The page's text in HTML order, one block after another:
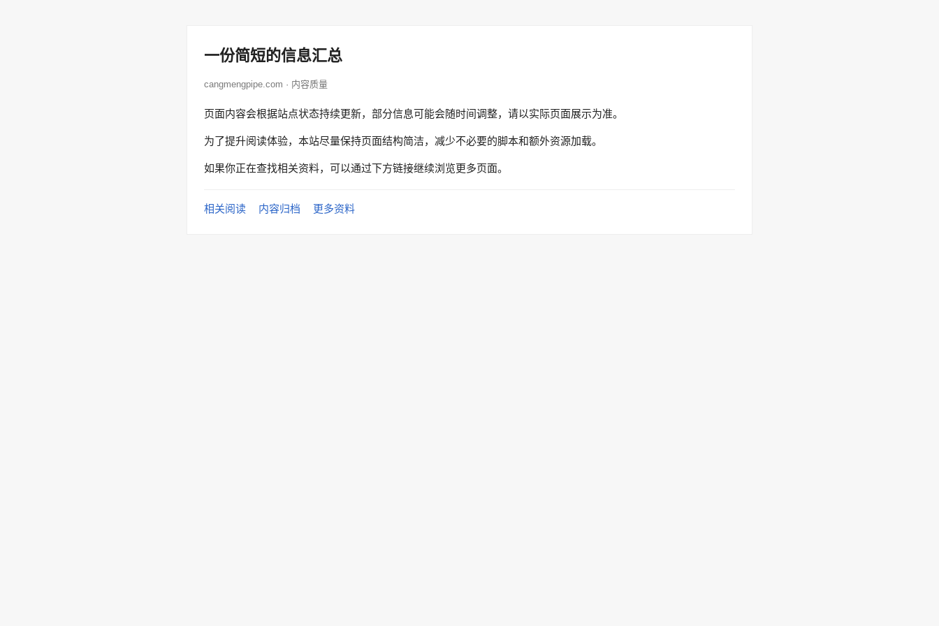
一份简短的信息汇总
cangmengpipe.com · 内容质量
页面内容会根据站点状态持续更新，部分信息可能会随时间调整，请以实际页面展示为准。
为了提升阅读体验，本站尽量保持页面结构简洁，减少不必要的脚本和额外资源加载。
如果你正在查找相关资料，可以通过下方链接继续浏览更多页面。
相关阅读 内容归档 更多资料